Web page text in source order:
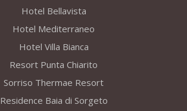
Hotel Bellavista
Hotel Mediterraneo
Hotel Villa Bianca
Resort Punta Chiarito
Sorriso Thermae Resort
Residence Baia di Sorgeto